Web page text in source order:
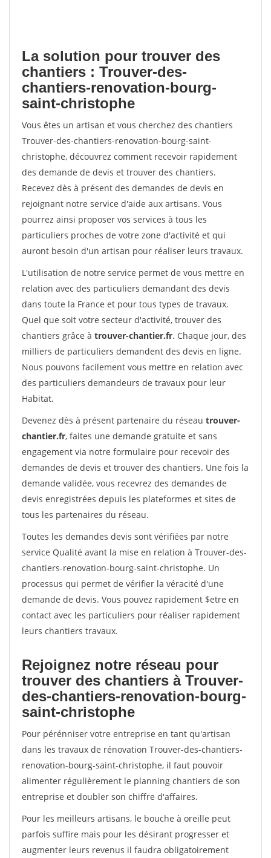
La solution pour trouver des
chantiers : Trouver-des-
chantiers-renovation-bourg-
saint-christophe
Vous êtes un artisan et vous cherchez des chantiers
Trouver-des-chantiers-renovation-bourg-saint-
christophe, découvrez comment recevoir rapidement
des demande de devis et trouver des chantiers.
Recevez dès à présent des demandes de devis en
rejoignant notre service d'aide aux artisans. Vous
pourrez ainsi proposer vos services à tous les
particuliers proches de votre zone d'activité et qui
auront besoin d'un artisan pour réaliser leurs travaux.
L'utilisation de notre service permet de vous mettre en
relation avec des particuliers demandant des devis
dans toute la France et pour tous types de travaux.
Quel que soit votre secteur d'activité, trouver des
chantiers grâce à trouver-chantier.fr. Chaque jour, des
milliers de particuliers demandent des devis en ligne.
Nous pouvons facilement vous mettre en relation avec
des particuliers demandeurs de travaux pour leur
Habitat.
Devenez dès à présent partenaire du réseau trouver-
chantier.fr, faites une demande gratuite et sans
engagement via notre formulaire pour recevoir des
demandes de devis et trouver des chantiers. Une fois la
demande validée, vous recevrez des demandes de
devis enregistrées depuis les plateformes et sites de
tous les partenaires du réseau.
Toutes les demandes devis sont vérifiées par notre
service Qualité avant la mise en relation à Trouver-des-
chantiers-renovation-bourg-saint-christophe. Un
processus qui permet de vérifier la véracité d'une
demande de devis. Vous pouvez rapidement $etre en
contact avec les particuliers pour réaliser rapidement
leurs chantiers travaux.
Rejoignez notre réseau pour
trouver des chantiers à Trouver-
des-chantiers-renovation-bourg-
saint-christophe
Pour pérénniser votre entreprise en tant qu'artisan
dans les travaux de rénovation Trouver-des-chantiers-
renovation-bourg-saint-christophe, il faut pouvoir
alimenter régulièrement le planning chantiers de son
entreprise et doubler son chiffre d'affaires.
Pour les meilleurs artisans, le bouche à oreille peut
parfois suffire mais pour les désirant progresser et
augmenter leurs revenus il faudra obligatoirement